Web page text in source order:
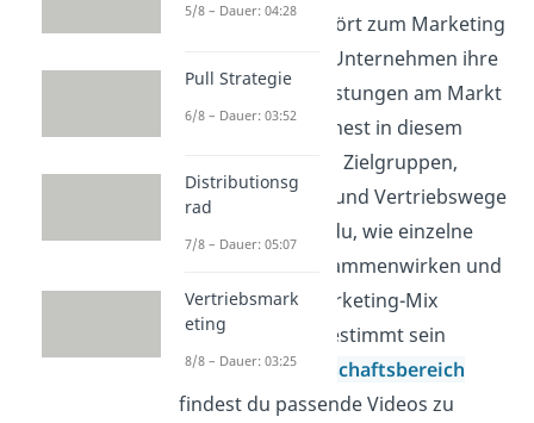
Absatzpolitik gehört zum Marketing
und steuert, wie Unternehmen ihre
Produkte und Leistungen am Markt
anbieten. Du ordnest in diesem
Themenfeld Ziele, Zielgruppen,
Preise, Werbung und Vertriebswege
ein. So erkennst du, wie einzelne
Maßnahmen zusammenwirken und
warum sie im Marketing-Mix
aufeinander abgestimmt sein
müssen. ImWirtschaftsbereich
findest du passende Videos zu
5/8 – Dauer: 04:28
Pull Strategie
6/8 – Dauer: 03:52
Distributionsg
rad
7/8 – Dauer: 05:07
Vertriebsmark
eting
8/8 – Dauer: 03:25